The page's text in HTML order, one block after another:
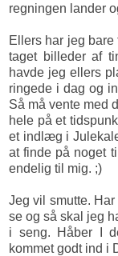
regningen lander
Ellers har jeg
taget billeder af
havde jeg ellers
ringede i dag og
Så må vente med
hele på et
et indlæg i
at finde på noget
endelig til mig. ;)
Jeg vil smutte.
se og så skal jeg
i seng. Håber I
kommet godt ind i